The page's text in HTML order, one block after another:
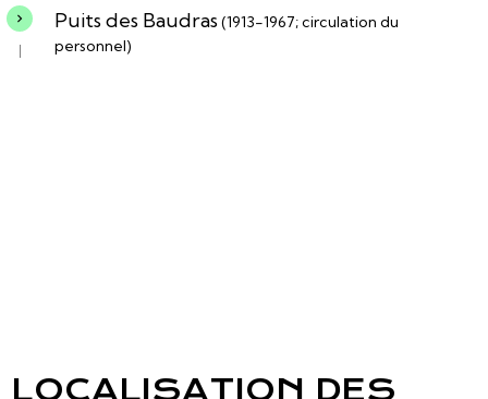
Puits des Baudras(1913-1967; circulation du
personnel)
LOCALISATION DES